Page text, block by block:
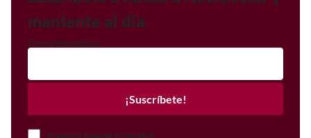
mantente al día.
Correo electrónico
¡Suscríbete!
Acepto el Aviso de Privacidad